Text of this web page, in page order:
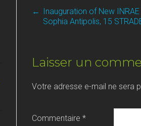
POST
← Inauguration of New
Sophia Antipolis, 15
Laisser un
Votre adresse e-mail ne sera
Commentaire *